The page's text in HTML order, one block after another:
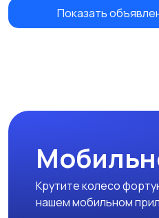
Показать
Крутите колесо
нашем мобильном